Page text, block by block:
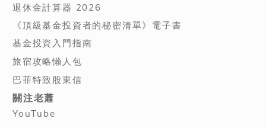
退休金計算器 2026
《頂級基金投資者的秘密清單》電子書
基金投資入門指南
旅宿攻略懶人包
巴菲特致股東信
關注老蕭
YouTube